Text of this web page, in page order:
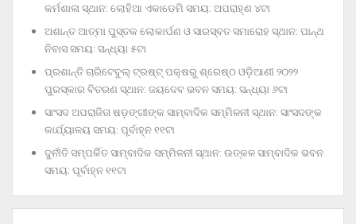
କର୍ମଶାଳା ସ୍ଥାନ: ଲୋହିଆ ଏକାଡେମି ସମୟ: ଅପରାହ୍‌ଣ ୪ଟା
ଅଶାନ୍ତ ଆତ୍ମା ପୁସ୍ତକ ଲୋକାର୍ପଣ ଓ ସାରସ୍ବତ ସମାରୋହ ସ୍ଥାନ: ପାନ୍ଥ
ନିବାସ ସମୟ: ସନ୍ଧ୍ୟା ୫ଟା
ପ୍ରଶାନ୍ତି ଚାରିଟେବୁଲ୍‌ ଟ୍ରଷ୍ଟ୍‌ ପକ୍ଷରୁ ଶ୍ରେଷ୍ଠ ଓଡ଼ିଆଣୀ ୨୦୨୨
ପୁରସ୍କାର ବିତରଣ ସ୍ଥାନ: ଜୟଦେବ ଭବନ ସମୟ: ସନ୍ଧ୍ୟା ୬ଟା
ସାଂସଦ ଅପରାଜିତା ଷଡ଼ଙ୍ଗୀଙ୍କ ସାମ୍ବାଦିକ ସମ୍ମିଳନୀ ସ୍ଥାନ: ସାଂସଦଙ୍କ
କାର୍ଯ୍ୟାଳୟ ସମୟ: ପୂର୍ବାହ୍ନ ୧୧ଟା
ଦୁର୍ନୀତି ସମ୍ପର୍କିତ ସାମ୍ବାଦିକ ସମ୍ମିଳନୀ ସ୍ଥାନ: ଉତ୍କଳ ସାମ୍ବାଦିକ ଭବନ
ସମୟ: ପୂର୍ବାହ୍ନ ୧୧ଟା